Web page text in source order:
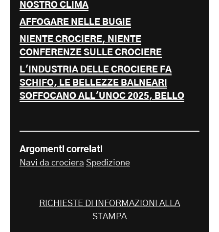
NOSTRO CLIMA
AFFOGARE NELLE BUGIE
NIENTE CROCIERE, NIENTE
CONFERENZE SULLE CROCIERE
L'INDUSTRIA DELLE CROCIERE FA
SCHIFO, LE BELLEZZE BALNEARI
SOFFOCANO ALL'UNOC 2025, BELLO
Argomenti correlati
Navi da crociera Spedizione
RICHIESTE DI INFORMAZIONI ALLA
STAMPA